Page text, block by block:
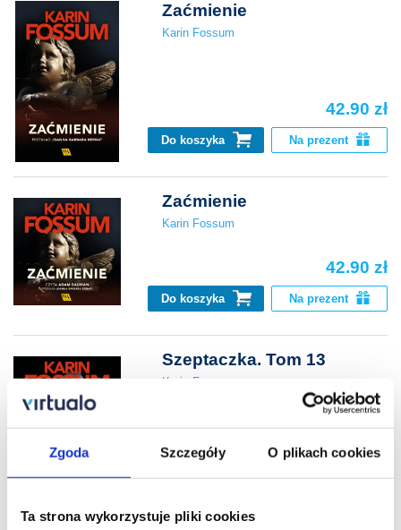
Zgoda Szczegóły O plikach cookies
Ta strona wykorzystuje pliki cookies
Zaćmienie
Karin Fossum
42.90 zł
Do koszyka Na prezent
Zaćmienie
Karin Fossum
42.90 zł
Do koszyka Na prezent
Szeptaczka. Tom 13
Karin Fossum
39.90 zł
Do koszyka Na prezent
Szeptaczka. Tom 13